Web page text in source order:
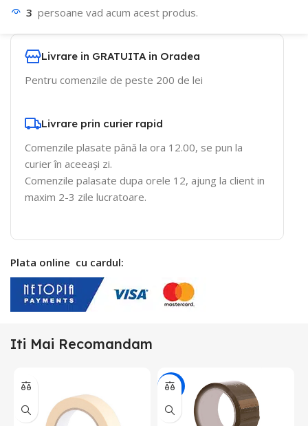
Livrare in GRATUITA in Oradea
Pentru comenzile de peste 200 de lei
Livrare prin curier rapid
Comenzile plasate până la ora 12.00, se pun la
curier în aceeași zi.
Comenzile palasate dupa orele 12, ajung la client in
maxim 2-3 zile lucratoare.
Plata online cu cardul:
3 persoane vad acum acest produs.
Iti Mai Recomandam
-8%